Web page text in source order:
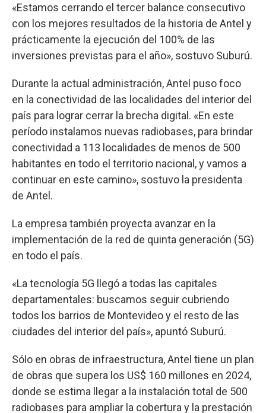
«Estamos cerrando el tercer balance consecutivo
con los mejores resultados de la historia de Antel y
prácticamente la ejecución del 100% de las
inversiones previstas para el año», sostuvo Suburú.
Durante la actual administración, Antel puso foco
en la conectividad de las localidades del interior del
país para lograr cerrar la brecha digital. «En este
período instalamos nuevas radiobases, para brindar
conectividad a 113 localidades de menos de 500
habitantes en todo el territorio nacional, y vamos a
continuar en este camino», sostuvo la presidenta
de Antel.
La empresa también proyecta avanzar en la
implementación de la red de quinta generación (5G)
en todo el país.
«La tecnología 5G llegó a todas las capitales
departamentales: buscamos seguir cubriendo
todos los barrios de Montevideo y el resto de las
ciudades del interior del país», apuntó Suburú.
Sólo en obras de infraestructura, Antel tiene un plan
de obras que supera los US$ 160 millones en 2024,
donde se estima llegar a la instalación total de 500
radiobases para ampliar la cobertura y la prestación